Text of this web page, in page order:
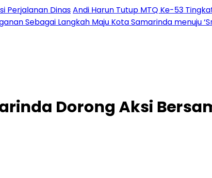
Perjalanan DinasAndi Harun Tutup MTQ Ke-53
Sebagai Langkah Maju Kota Samarinda menuju
Dorong Aksi